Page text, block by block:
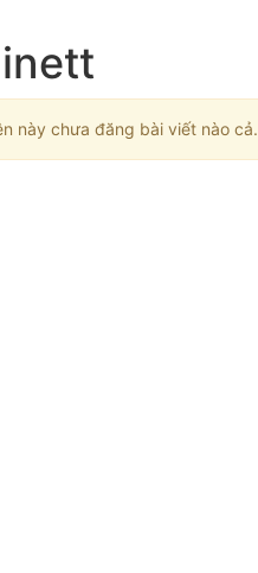
này chưa đăng bài viết nào cả.